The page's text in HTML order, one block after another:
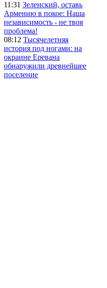
11:31 Зеленский, оставь
Армению в покое: Наша
независимость - не твоя
проблема!
08:12 Тысячелетняя
история под ногами: на
окраине Еревана
обнаружили древнейшее
поселение